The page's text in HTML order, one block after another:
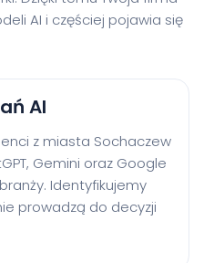
AI i częściej pojawia się
AI
z miasta Sochaczew
Gemini oraz Google
Identyfikujemy
prowadzą do decyzji